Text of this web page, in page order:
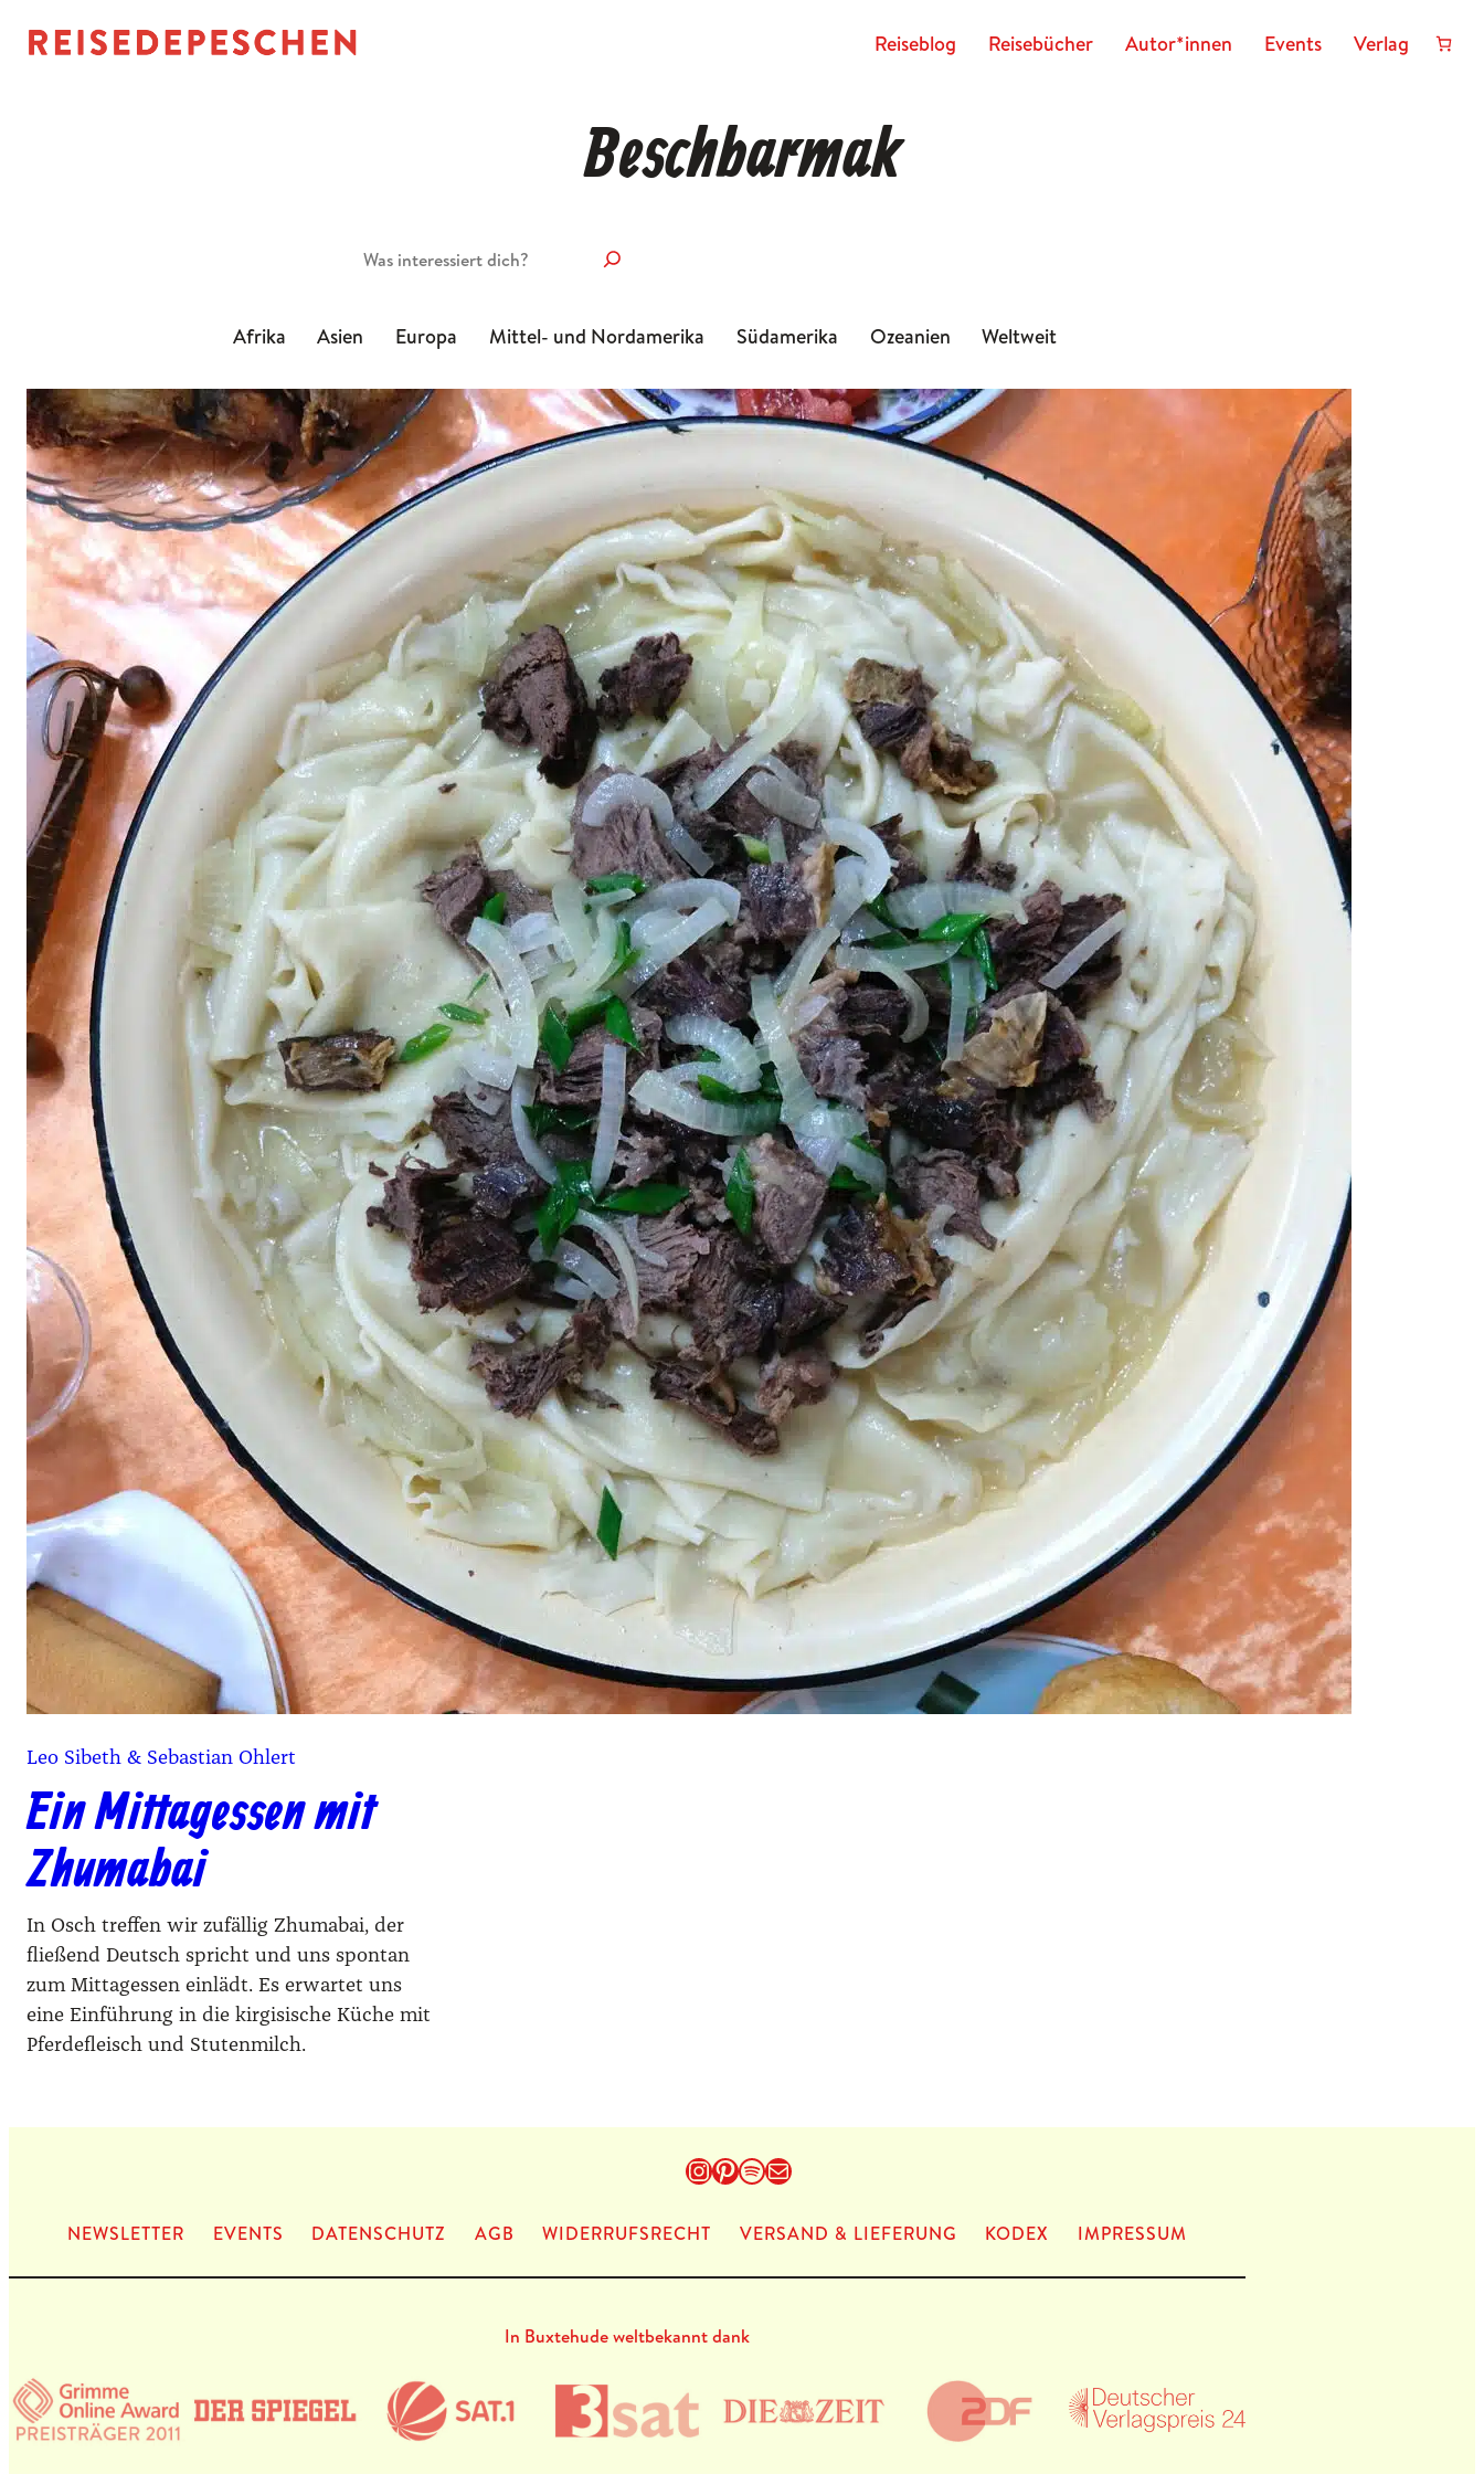
Rei­se­blog Reisebücher Autor*innen Events Verlag
Beschbarmak
Afrika Asien Europa Mittel- und Nordamerika Südamerika Ozeanien Weltweit
Leo Sibeth & Sebastian Ohlert
Ein Mittagessen mit
Zhumabai
In Osch treffen wir zufällig Zhumabai, der
fließend Deutsch spricht und uns spontan
zum Mittagessen einlädt. Es erwartet uns
eine Einführung in die kirgisische Küche mit
Pferdefleisch und Stutenmilch.
Instagram
Pinterest
Spotify
E-Mail
NEWS­LET­TER EVENTS DATEN­SCHUTZ AGB WIDERRUFSRECHT VERSAND & LIEFERUNG KODEX IMPRES­SUM
In Buxtehude weltbekannt dank